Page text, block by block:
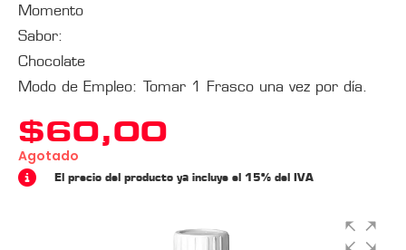
Momento
Sabor:
Chocolate
Modo de Empleo: Tomar 1 Frasco una vez por día.
$60,00
Agotado
El precio del producto ya incluye el 15% del IVA